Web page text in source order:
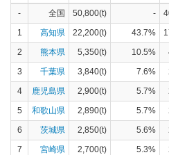
- 全国 50,800(t) -
1
高知県 22,200(t) 43.7%
2
熊本県 5,350(t) 10.5%
3
千葉県 3,840(t) 7.6%
4
鹿児島県 2,900(t) 5.7%
5
和歌山県 2,890(t) 5.7%
6
茨城県 2,850(t) 5.6%
7
宮崎県 2,700(t) 5.3%